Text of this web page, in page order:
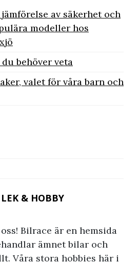
av säkerhet och
modeller hos
behöver veta
valet för våra barn och
& HOBBY
Bilrace är en hemsida
ämnet bilar och
Våra stora hobbies här i